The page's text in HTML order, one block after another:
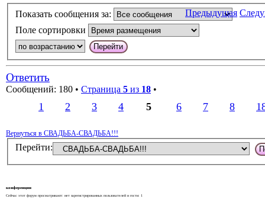
Предыдущая
Показать сообщения за:
Поле сортировки
Ответить
Сообщений: 180 • Страница 5 из 18 •
1 2 3 4 5 6 7 8
Вернуться в СВАДЬБА-СВАДЬБА!!!
Перейти:
конференции
Сейчас этот форум просматривают: нет зарегистрированных пользователей и гости: 1